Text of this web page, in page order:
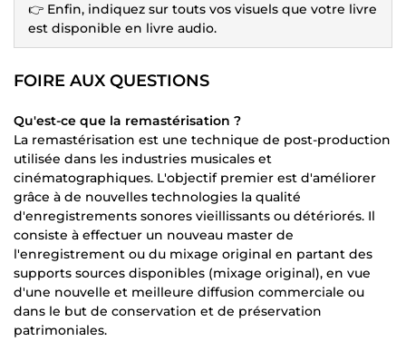
👉 Enfin, indiquez sur touts vos visuels que votre livre
est disponible en livre audio.
FOIRE AUX QUESTIONS
Qu'est-ce que la remastérisation ?
La remastérisation est une technique de post-production
utilisée dans les industries musicales et
cinématographiques. L'objectif premier est d'améliorer
grâce à de nouvelles technologies la qualité
d'enregistrements sonores vieillissants ou détériorés. Il
consiste à effectuer un nouveau master de
l'enregistrement ou du mixage original en partant des
supports sources disponibles (mixage original), en vue
d'une nouvelle et meilleure diffusion commerciale ou
dans le but de conservation et de préservation
patrimoniales.